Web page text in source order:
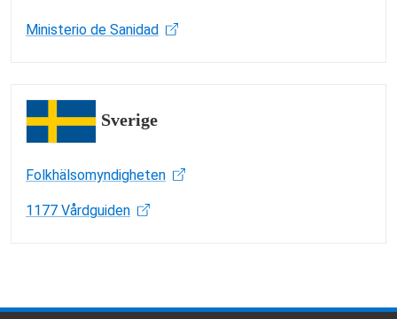
Ministerio de Sanidad
Sverige
Folkhälsomyndigheten
1177 Vårdguiden